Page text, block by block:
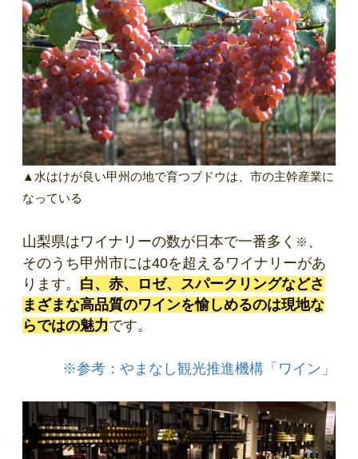
▲水はけが良い甲州の地で育つブドウは、市の主幹産業に
なっている
山梨県はワイナリーの数が日本で一番多く ※ 、
そのうち甲州市には40を超えるワイナリーがあ
ります。 白、赤、ロゼ、スパークリングなどさ
まざまな高品質のワインを愉しめるのは現地な
らではの魅力です。
※参考：やまなし観光推進機構「ワイン」